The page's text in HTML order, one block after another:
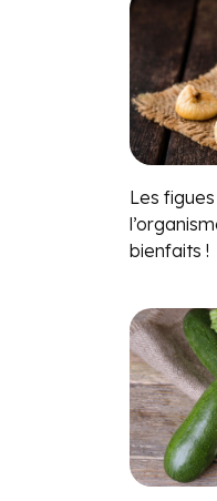
Les
bienfaits !